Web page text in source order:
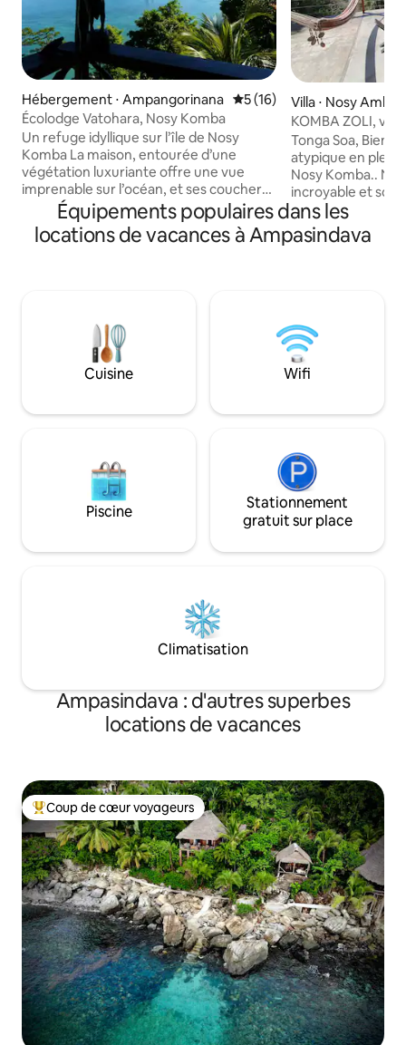
Hébergement ⋅ Ampangorinana Évaluation moyenne sur la
5 (16)
Écolodge Vatohara, Nosy Komba
Un refuge idyllique sur l’île de Nosy
Komba La maison, entourée d’une
végétation luxuriante offre une vue
imprenable sur l’océan, et ses couchers
de soleil 2 petites plages en contrebas
quasi désertes où vous pourrez nager
avec les tortues Le village 15 mn à pied
supplément) Oubliez vos soucis dans ce
logement spacieux et serein
Villa ⋅ Nosy
KOMBA ZOLI,
Tonga Soa,
atypique en
Nosy Komba..
incroyable et son
vous accueillent
sérénité et
bateau de Nosy
l'aéroport ou NB.
enfants de moins
Équipements populaires dans les
locations de vacances à Ampasindava
Cuisine Wifi
Piscine
Stationnement
gratuit sur place
Climatisation
Ampasindava : d'autres superbes
locations de vacances
Coups de cœur voyageurs les plus appréciés
Coup de cœur voyageurs